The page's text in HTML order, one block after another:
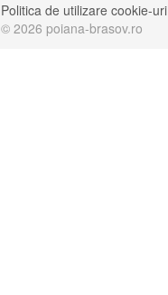
Politica de utilizare cookie-uri
© 2026 poiana-brasov.ro